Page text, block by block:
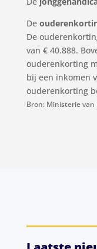
De
De
van € 40.888.
ouderenkorting
bij een inkomen
ouderenkorting
Bron: Ministerie